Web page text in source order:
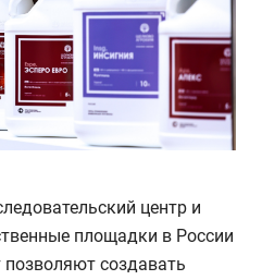
центр и
площадки в России
создавать